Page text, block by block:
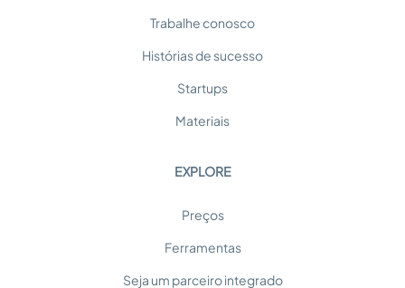
Trabalhe conosco
Histórias de sucesso
Startups
Materiais
EXPLORE
Preços
Ferramentas
Seja um parceiro integrado